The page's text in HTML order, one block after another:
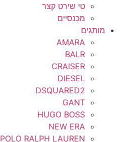
טי שירט קצר
מכנסיים
מותגים
AMARA
BALR
CRAISER
DIESEL
DSQUARED2
GANT
HUGO BOSS
NEW ERA
POLO RALPH LAUREN